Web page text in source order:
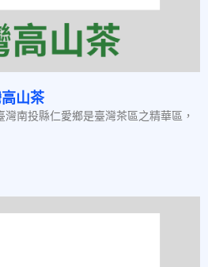
山茶
南投縣仁愛鄉是臺灣茶區之精華區，